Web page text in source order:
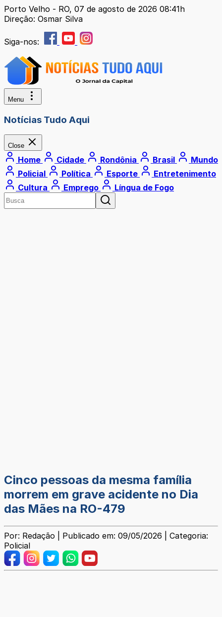
Porto Velho - RO, 07 de agosto de 2026 08:41h
Direção: Osmar Silva
Siga-nos:
Menu
Notícias Tudo Aqui
Close
Home Cidade Rondônia Brasil
Mundo
Policial
Política Esporte
Entretenimento
Cultura
Emprego Língua de Fogo
Cinco pessoas da mesma família
morrem em grave acidente no Dia
das Mães na RO-479
Por: Redação | Publicado em: 09/05/2026 | Categoria:
Policial